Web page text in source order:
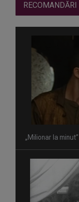
RECOMANDĂRI
„Milionar la minut”